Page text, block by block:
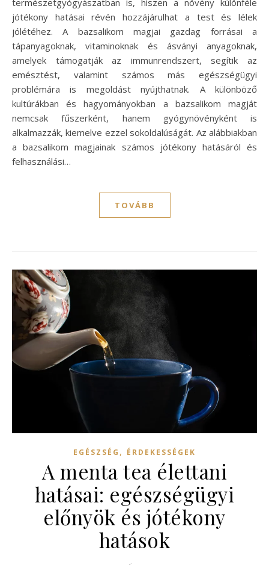
természetgyógyászatban is, hiszen a növény különféle
jótékony hatásai révén hozzájárulhat a test és lélek
jólétéhez. A bazsalikom magjai gazdag forrásai a
tápanyagoknak, vitaminoknak és ásványi anyagoknak,
amelyek támogatják az immunrendszert, segítik az
emésztést, valamint számos más egészségügyi
problémára is megoldást nyújthatnak. A különböző
kultúrákban és hagyományokban a bazsalikom magját
nemcsak fűszerként, hanem gyógynövényként is
alkalmazzák, kiemelve ezzel sokoldalúságát. Az alábbiakban
a bazsalikom magjainak számos jótékony hatásáról és
felhasználási…
TOVÁBB
EGÉSZSÉG , ÉRDEKESSÉGEK
A menta tea élettani
hatásai: egészségügyi
előnyök és jótékony
hatások